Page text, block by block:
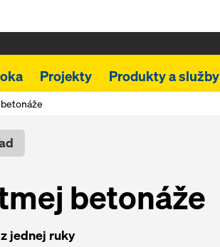
Projekty Produkty a služby
betonáže
jednej ruky